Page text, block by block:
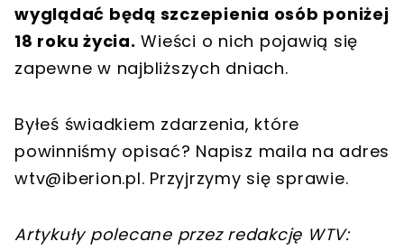
wyglądać będą szczepienia osób poniżej
18 roku życia. Wieści o nich pojawią się
zapewne w najbliższych dniach.
Byłeś świadkiem zdarzenia, które
powinniśmy opisać? Napisz maila na adres
wtv@iberion.pl. Przyjrzymy się sprawie.
Artykuły polecane przez redakcję WTV: